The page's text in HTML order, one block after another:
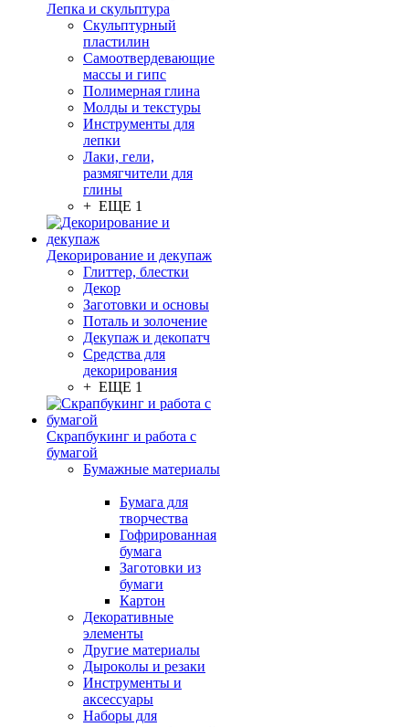
Лепка и скульптура
Скульптурный
пластилин
Самоотвердевающие
массы и гипс
Полимерная глина
Молды и текстуры
Инструменты для
лепки
Лаки, гели,
размягчители для
глины
+ ЕЩЕ 1
Декорирование и декупаж
Глиттер, блестки
Декор
Заготовки и основы
Поталь и золочение
Декупаж и декопатч
Средства для
декорирования
+ ЕЩЕ 1
Скрапбукинг и работа с
бумагой
Бумажные материалы
Бумага для
творчества
Гофрированная
бумага
Заготовки из
бумаги
Картон
Декоративные
элементы
Другие материалы
Дыроколы и резаки
Инструменты и
аксессуары
Наборы для